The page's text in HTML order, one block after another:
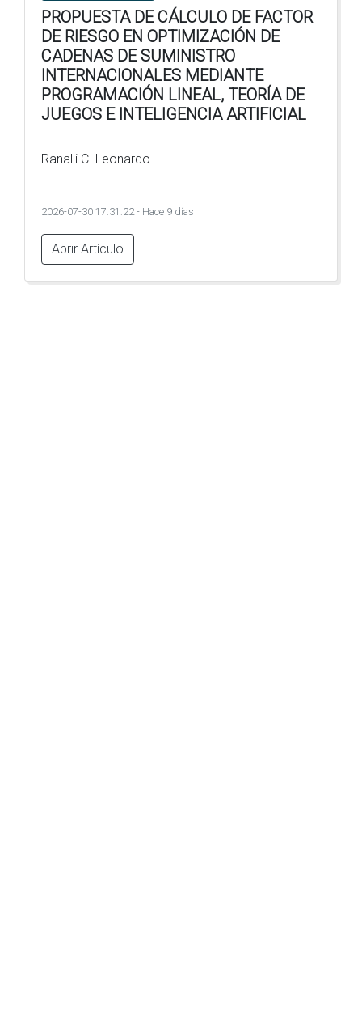
PROPUESTA DE CÁLCULO DE FACTOR
DE RIESGO EN OPTIMIZACIÓN DE
CADENAS DE SUMINISTRO
INTERNACIONALES MEDIANTE
PROGRAMACIÓN LINEAL, TEORÍA DE
JUEGOS E INTELIGENCIA ARTIFICIAL
Ranalli C. Leonardo
2026-07-30 17:31:22 - Hace 9 días
Abrir Artículo